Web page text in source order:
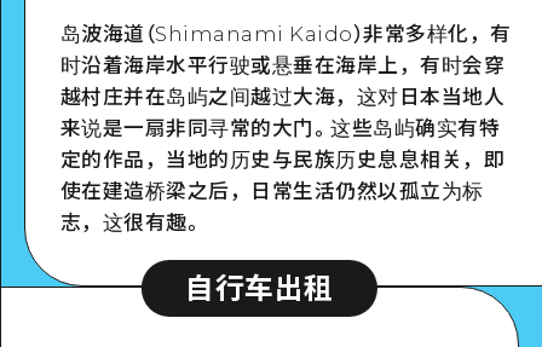
岛波海道（Shimanami Kaido）非常多样化，有
时沿着海岸水平行驶或悬垂在海岸上，有时会穿
越村庄并在岛屿之间越过大海，这对日本当地人
来说是一扇非同寻常的大门。这些岛屿确实有特
定的作品，当地的历史与民族历史息息相关，即
使在建造桥梁之后，日常生活仍然以孤立为标
志，这很有趣。
自行车出租